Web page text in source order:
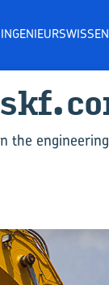
INGENIEURSWISSEN
the